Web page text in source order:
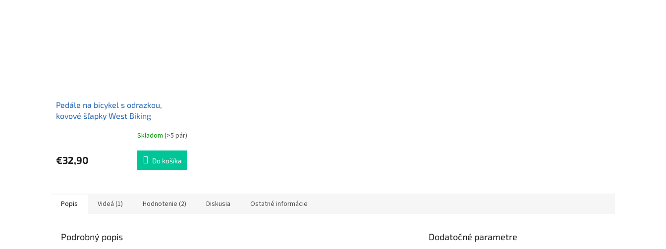
Pedále na bicykel s odrazkou,
kovové šľapky West Biking
produktu
je
hviezdičiek.
Skladom (>5 pár)
€32,90 Do košíka
Popis Videá (1) Hodnotenie (2) Diskusia Ostatné informácie
Podrobný popis Dodatočné parametre